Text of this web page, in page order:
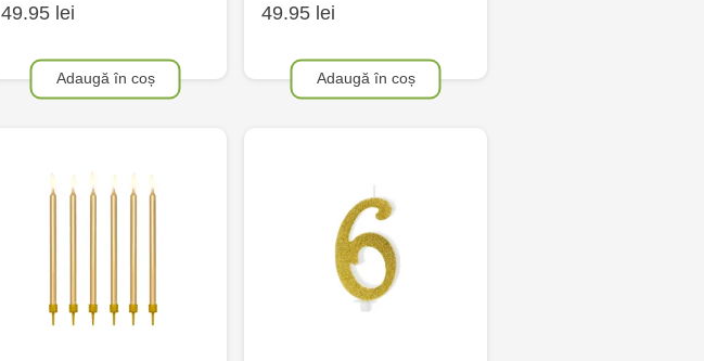
49.95 lei
Adaugă în coș
49.95 lei
Adaugă în coș